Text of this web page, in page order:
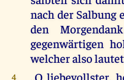
nach der Salbung
den
gegenwärtigen
welcher also
4
,,O liebevollster,